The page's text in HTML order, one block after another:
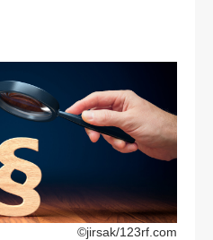
©jirsak/123rf.com